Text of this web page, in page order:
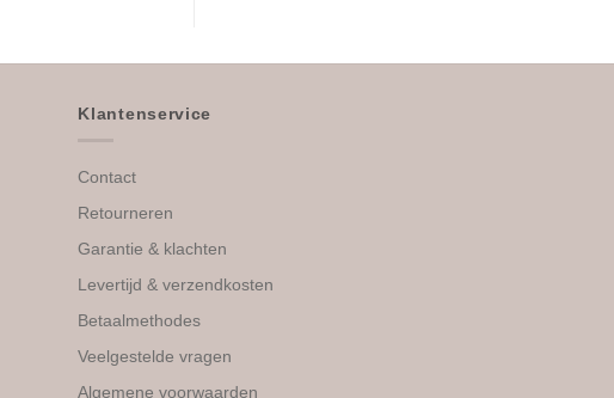
Klantenservice
Contact
Retourneren
Garantie & klachten
Levertijd & verzendkosten
Betaalmethodes
Veelgestelde vragen
Algemene voorwaarden